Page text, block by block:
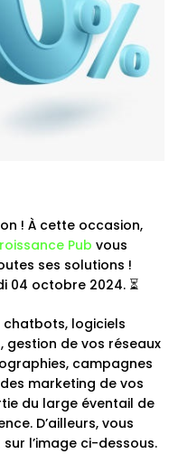
! À cette occasion,
Pub vous
ses solutions !
04 octobre 2024. ⏳
chatbots, logiciels
gestion de vos réseaux
campagnes
marketing de vos
du large éventail de
D’ailleurs, vous
l’image ci-dessous.